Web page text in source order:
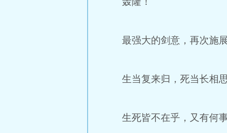
最强大的剑意，再次施展
生当复来归，死当长相思
生死皆不在乎，又有何事